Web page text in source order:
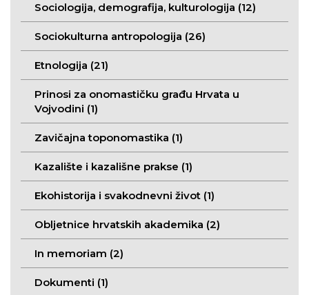
Sociologija, demografija, kulturologija (12)
Sociokulturna antropologija (26)
Etnologija (21)
Prinosi za onomastičku građu Hrvata u
Vojvodini (1)
Zavičajna toponomastika (1)
Kazalište i kazališne prakse (1)
Ekohistorija i svakodnevni život (1)
Obljetnice hrvatskih akademika (2)
In memoriam (2)
Dokumenti (1)